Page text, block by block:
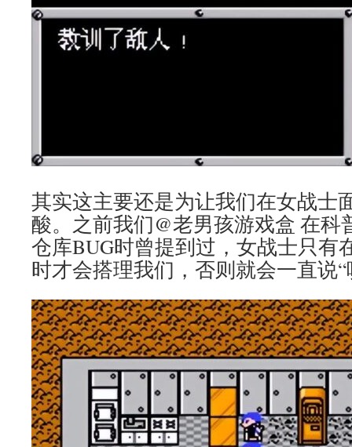
其实这主要还是为让我们在女战士
酸。之前我们@老男孩游戏盒 在科
仓库BUG时曾提到过，女战士只有
时才会搭理我们，否则就会一直说“